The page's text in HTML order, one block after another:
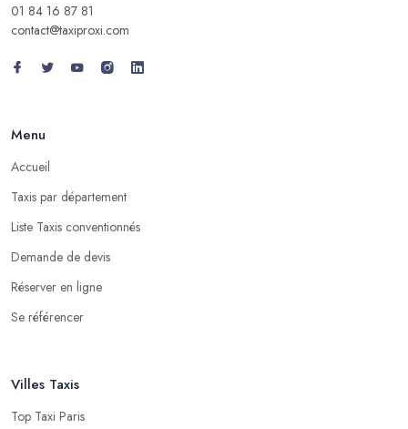
01 84 16 87 81
contact@taxiproxi.com
Menu
Accueil
Taxis par département
Liste Taxis conventionnés
Demande de devis
Réserver en ligne
Se référencer
Villes Taxis
Top Taxi Paris